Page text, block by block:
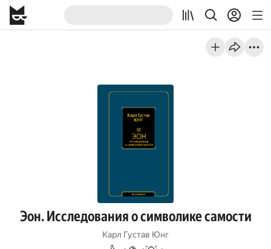
Эон. Исследования о символике самости
Карл Густав Юнг